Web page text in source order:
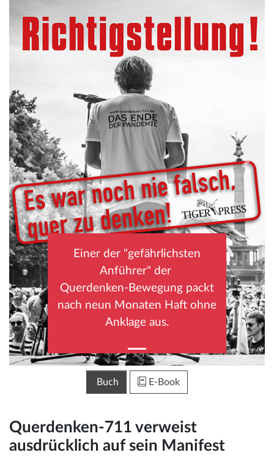
Einer der "gefährlichsten
Anführer" der
Querdenken-Bewegung packt
nach neun Monaten Haft ohne
Anklage aus.
Buch E-Book
Querdenken-711 verweist
ausdrücklich auf sein Manifest